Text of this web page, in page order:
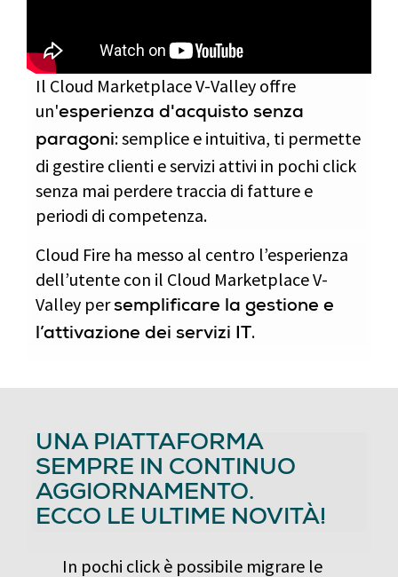
Il Cloud Marketplace V-Valley offre
un'esperienza d'acquisto senza
paragoni: semplice e intuitiva, ti permette
di gestire clienti e servizi attivi in pochi click
senza mai perdere traccia di fatture e
periodi di competenza.
Cloud Fire ha messo al centro l’esperienza
dell’utente con il Cloud Marketplace V-
Valley persemplificare la gestione e
l’attivazione dei servizi IT .
UNA PIATTAFORMA
SEMPRE IN CONTINUO
AGGIORNAMENTO.
ECCO LE ULTIME NOVITÀ!
In pochi click è possibile migrare le